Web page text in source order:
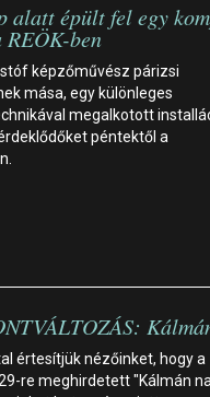
alatt épült fel egy
REÖK-ben
képzőművész párizsi
mása, egy különleges
megalkotott
péntektől a
értesítjük nézőinket, hogy a
re meghirdetett "Kálmán